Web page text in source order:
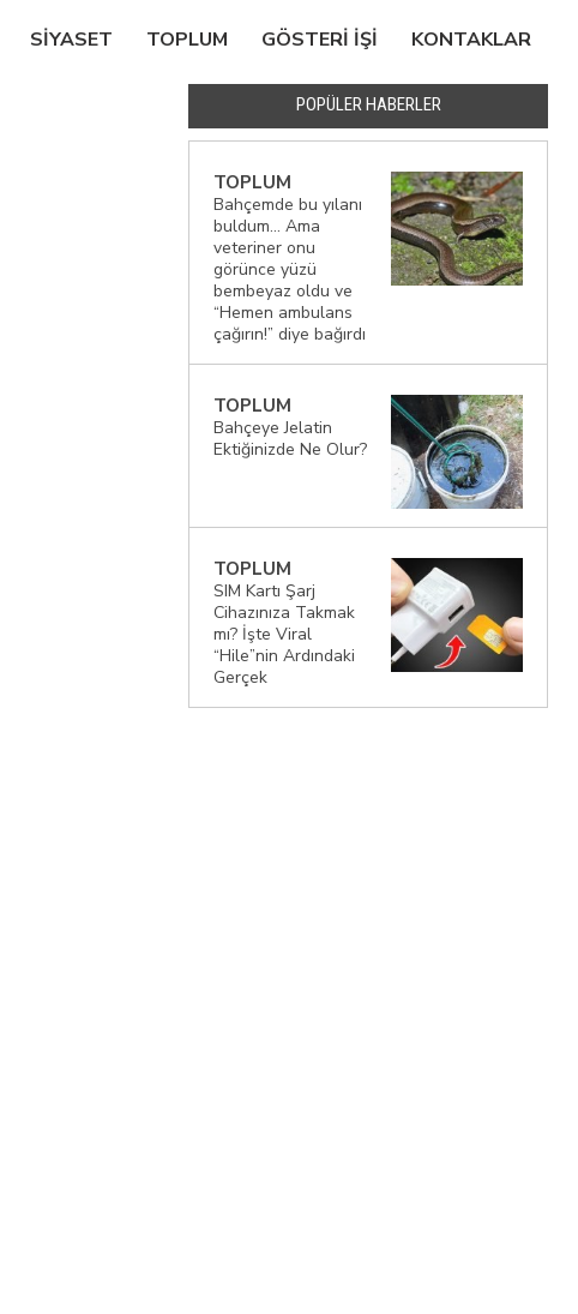
SIYASET TOPLUM GÖSTERI IŞI KONTAKLAR
POPÜLER HABERLER
TOPLUM
Bahçemde bu yılanı
buldum… Ama
veteriner onu
görünce yüzü
bembeyaz oldu ve
“Hemen ambulans
çağırın!” diye bağırdı
TOPLUM
Bahçeye Jelatin
Ektiğinizde Ne Olur?
TOPLUM
SIM Kartı Şarj
Cihazınıza Takmak
mı? İşte Viral
“Hile”nin Ardındaki
Gerçek